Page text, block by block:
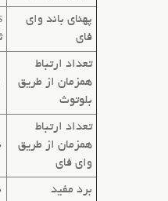
پهنای باند وای
فای
تعداد ارتباط
همزمان از طریق
بلوتوث
تعداد ارتباط
همزمان از طریق
وای فای
برد مفید